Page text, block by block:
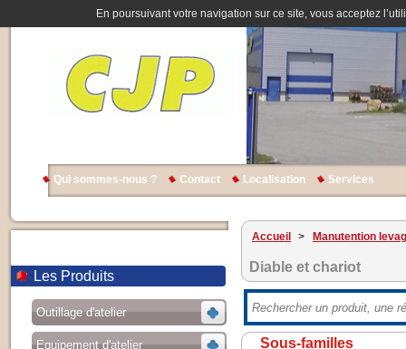
En poursuivant votre navigation sur ce site, vous acceptez
Qui sommes-nous ? Contact Localisation Services
Les Produits
Outillage d'atelier
Equipement d'atelier
Accueil > Manutention
Diable et chariot
Sous-familles